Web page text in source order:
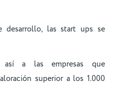
desarrollo, las start ups se
a las empresas que
superior a los 1.000